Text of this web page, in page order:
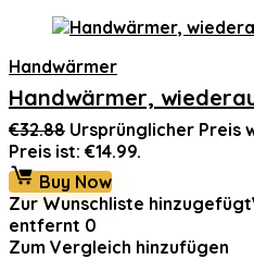
Handwärmer
Handwärmer,
€32.88 Ursprünglicher Preis
Preis ist: €14.99.
Buy Now
Zur Wunschliste hinzugefügt
entfernt 0
Zum Vergleich hinzufügen